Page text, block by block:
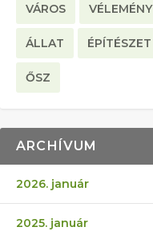
VÁROS VÉLEMÉNY
ÁLLAT ÉPÍTÉSZET
ŐSZ
ARCHÍVUM
2026. január
2025. január